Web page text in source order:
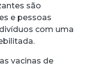
são
e pessoas
com uma
vacinas de